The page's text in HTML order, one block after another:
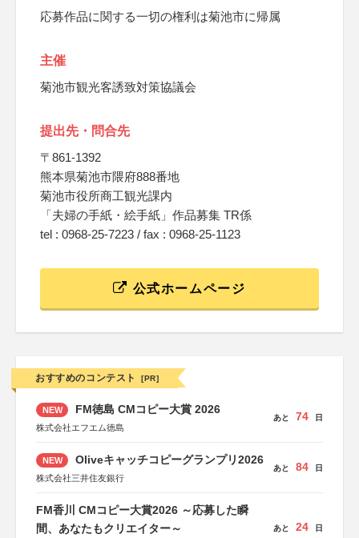
応募作品に関する一切の権利は菊池市に帰属
主催
菊池市観光客誘致対策協議会
提出先・問合先
〒861-1392
熊本県菊池市隈府888番地
菊池市役所商工観光課内
「夫婦の手紙・絵手紙」作品募集 TR係
tel : 0968-25-7223 / fax : 0968-25-1123
公式ホームページ
おすすめのコンテスト [PR]
NEW FM徳島 CMコピー大賞 2026
株式会社エフエム徳島
あと 74 日
NEW Oliveキャッチコピーグランプリ2026
株式会社三井住友銀行
あと 84 日
FM香川 CMコピー大賞2026 ～応募した瞬
間、あなたもクリエイター～
あと 24 日